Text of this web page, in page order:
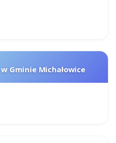
Gminie Michałowice